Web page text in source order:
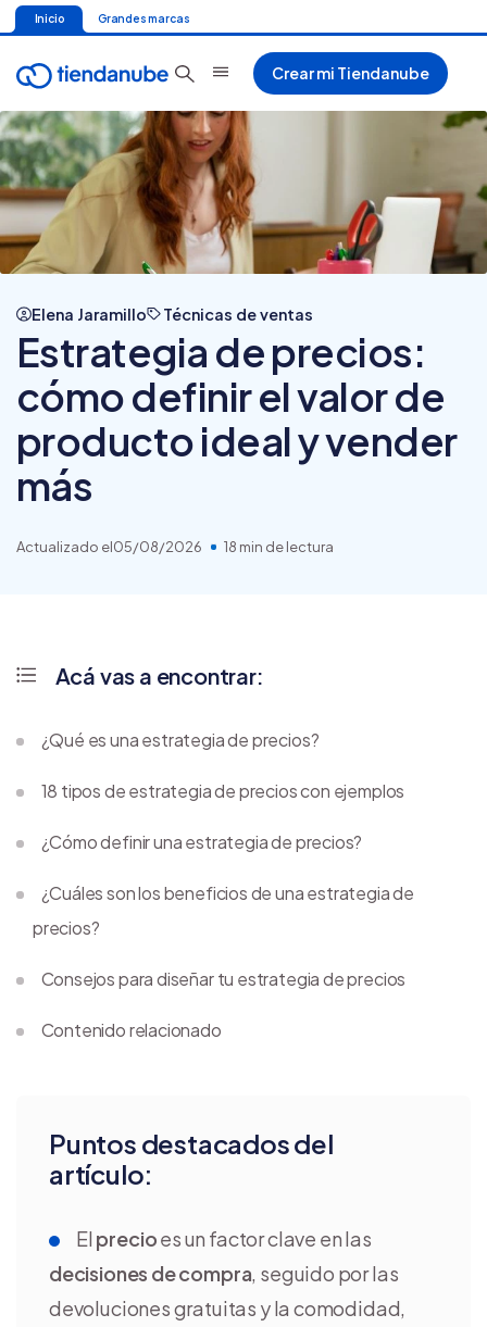
Inicio Grandes marcas
Crear mi Tiendanube
Elena Jaramillo Técnicas de ventas
Estrategia de precios:
cómo definir el valor de
producto ideal y vender
más
Actualizado el05/08/2026 18 min de lectura
Puntos destacados del
artículo:
El precioes un factor clave en las
decisiones de compra, seguido por las
devoluciones gratuitas y la comodidad,
Acá vas a encontrar:
¿Qué es una estrategia de precios?
18 tipos de estrategia de precios con ejemplos
¿Cómo definir una estrategia de precios?
¿Cuáles son los beneficios de una estrategia de
precios?
Consejos para diseñar tu estrategia de precios
Contenido relacionado